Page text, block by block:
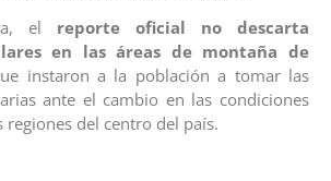
el reporte oficial no descarta
en las áreas de montaña de
instaron a la población a tomar las
ante el cambio en las condiciones
regiones del centro del país.